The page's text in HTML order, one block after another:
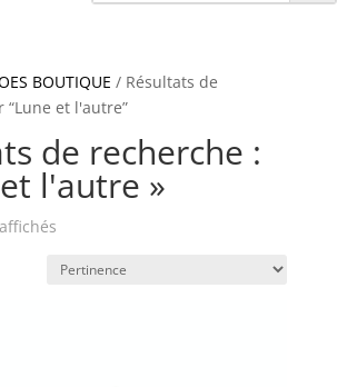
BOUTIQUE / Résultats de
et l'autre”
de recherche :
l'autre »
Trié
plus